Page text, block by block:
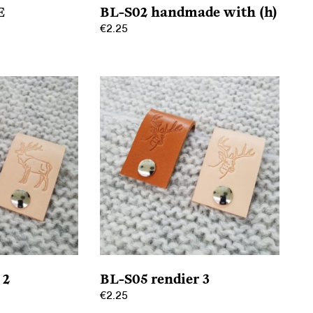
BL-S02 handmade with (h)
€2.25
heeft
meerdere
variaties.
Deze
optie
kan
gekozen
worden
op
de
productpagina
BL-S05 rendier 3
€2.25